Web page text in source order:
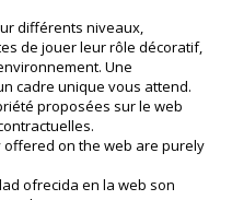
différents niveaux,
de jouer leur rôle décoratif,
Une
cadre unique vous attend.
proposées sur le web
on the web are purely
ofrecida en la web son